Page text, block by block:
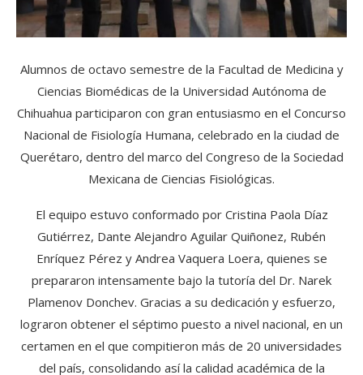
Alumnos de octavo semestre de la Facultad de Medicina y
Ciencias Biomédicas de la Universidad Autónoma de
Chihuahua participaron con gran entusiasmo en el Concurso
Nacional de Fisiología Humana, celebrado en la ciudad de
Querétaro, dentro del marco del Congreso de la Sociedad
Mexicana de Ciencias Fisiológicas.
El equipo estuvo conformado por Cristina Paola Díaz
Gutiérrez, Dante Alejandro Aguilar Quiñonez, Rubén
Enríquez Pérez y Andrea Vaquera Loera, quienes se
prepararon intensamente bajo la tutoría del Dr. Narek
Plamenov Donchev. Gracias a su dedicación y esfuerzo,
lograron obtener el séptimo puesto a nivel nacional, en un
certamen en el que compitieron más de 20 universidades
del país, consolidando así la calidad académica de la